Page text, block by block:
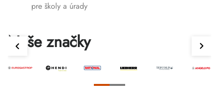
pre školy a úrady
Naše značky